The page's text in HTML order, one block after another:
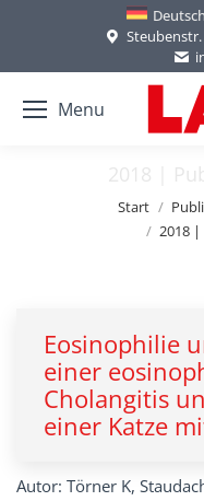
Deutsch
Steubenstr.
Menu
2018 |
Sie befinden sich hier:
Start
2018 |
Eosinophilie
einer
Cholangitis
einer Katze
Autor: Törner K,